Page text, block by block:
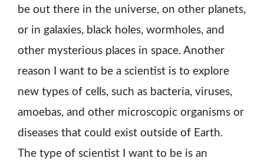
be out there in the universe, on other planets,
or in galaxies, black holes, wormholes, and
other mysterious places in space. Another
reason I want to be a scientist is to explore
new types of cells, such as bacteria, viruses,
amoebas, and other microscopic organisms or
diseases that could exist outside of Earth.
The type of scientist I want to be is an